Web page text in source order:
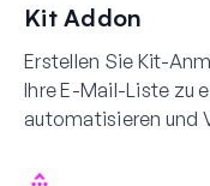
Kit Addon
Erstellen Sie Kit-
Ihre E-Mail-Liste zu
automatisieren und